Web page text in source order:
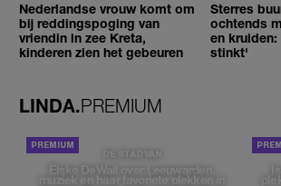
Nederlandse vrouw komt om
bij reddingspoging van
vriendin in zee Kreta,
kinderen zien het gebeuren
Sterres
ochtends
en
stinkt'
LINDA.PREMIUM
DE STAD VAN
Elske DeWall over Leeuwarden,
muziek en haar favoriete plekken in